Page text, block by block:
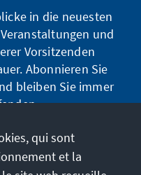
in die neuesten
und
Vorsitzenden
Abonnieren Sie
bleiben Sie immer
qui sont
et la